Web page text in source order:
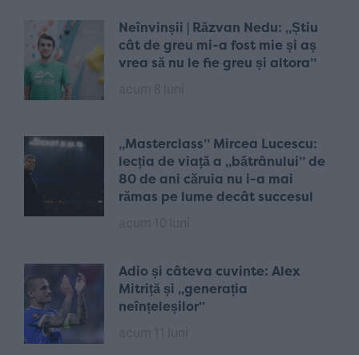
Neînvinșii | Răzvan Nedu: „Știu
cât de greu mi-a fost mie și aș
vrea să nu le fie greu și altora”
„Masterclass” Mircea Lucescu:
lecția de viață a „bătrânului” de
80 de ani căruia nu i-a mai
rămas pe lume decât succesul
Adio și câteva cuvinte: Alex
Mitriță și „generația
neînțeleșilor”